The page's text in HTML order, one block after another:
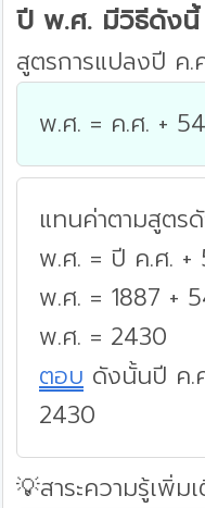
ปี พ.ศ. มีวิธีดังนี้
สูตรการแปลงปี ค.
พ.ศ. = ค.ศ. +
แทนค่าตามสูตร
พ.ศ. = ปี ค.ศ. +
พ.ศ. = 1887 +
พ.ศ. = 2430
ตอบ ดังนั้นปี ค.
2430
💡สาระความรู้เพิ่ม